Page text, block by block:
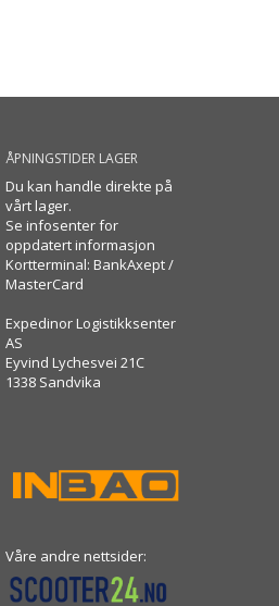
ÅPNINGSTIDER LAGER
Du kan handle direkte på
vårt lager.
Se infosenter for
oppdatert informasjon
Kortterminal: BankAxept /
MasterCard
Expedinor Logistikksenter
AS
Eyvind Lychesvei 21C
1338 Sandvika
Våre andre nettsider: